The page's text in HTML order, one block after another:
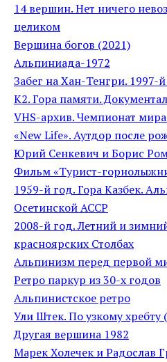
14 вершин. Нет ничего
целиком
Вершина богов (2021)
Альпиниада-1972
Забег на Хан-Тенгри. 1997-
К2. Гора памяти.
VHS-архив. Чемпионат
«New Life». Аутдор после
Юрий Сенкевич и Борис
Фильм «Турист-
1959-й год. Гора Казбек.
Осетинской АССР
2008-й год. Летний и
красноярских Столбах
Альпинизм перед первой
Ретро паркур из 30-х годов
Альпинистское ретро
Ули Штек. По узкому
Другая вершина 1982
Марек Холечек и Радослав